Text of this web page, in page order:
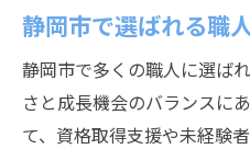
静岡市で職人として
職人として働くこ
地元で活躍する職
静岡市で選ばれる職
静岡市で多くの職人に選ば
さと成長機会のバランスに
て、資格取得支援や未経験